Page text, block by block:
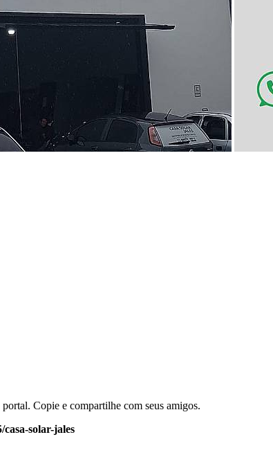
Copie e compartilhe com seus amigos.
solar-jales